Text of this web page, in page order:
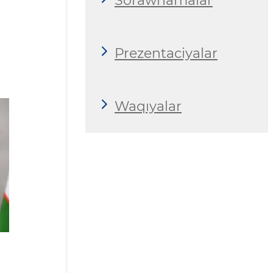
Prezentaciyalar
Waqıyalar